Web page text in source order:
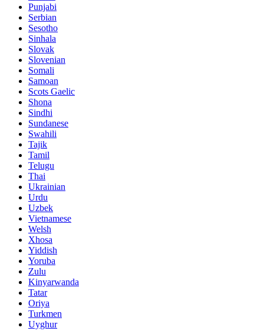
Punjabi
Serbian
Sesotho
Sinhala
Slovak
Slovenian
Somali
Samoan
Scots Gaelic
Shona
Sindhi
Sundanese
Swahili
Tajik
Tamil
Telugu
Thai
Ukrainian
Urdu
Uzbek
Vietnamese
Welsh
Xhosa
Yiddish
Yoruba
Zulu
Kinyarwanda
Tatar
Oriya
Turkmen
Uyghur